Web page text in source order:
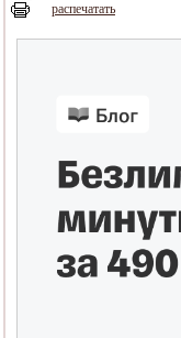
распечатать